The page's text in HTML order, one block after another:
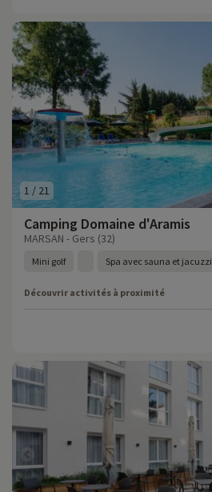
1 / 21
Camping Domaine d'Aramis
MARSAN - Gers (32)
Mini golf Spa avec sauna et jacuzzi
Découvrir activités à proximité